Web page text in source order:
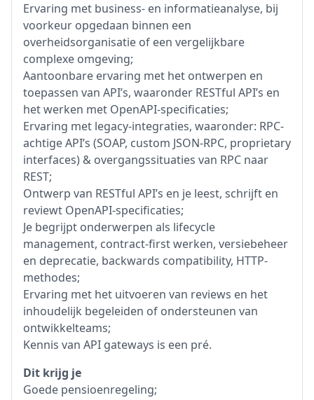
Ervaring met business- en informatieanalyse, bij
voorkeur opgedaan binnen een
overheidsorganisatie of een vergelijkbare
complexe omgeving;
Aantoonbare ervaring met het ontwerpen en
toepassen van API’s, waaronder RESTful API’s en
het werken met OpenAPI-specificaties;
Ervaring met legacy-integraties, waaronder: RPC-
achtige API’s (SOAP, custom JSON-RPC, proprietary
interfaces) & overgangssituaties van RPC naar
REST;
Ontwerp van RESTful API’s en je leest, schrijft en
reviewt OpenAPI-specificaties;
Je begrijpt onderwerpen als lifecycle
management, contract-first werken, versiebeheer
en deprecatie, backwards compatibility, HTTP-
methodes;
Ervaring met het uitvoeren van reviews en het
inhoudelijk begeleiden of ondersteunen van
ontwikkelteams;
Kennis van API gateways is een pré.
Dit krijg je
Goede pensioenregeling;